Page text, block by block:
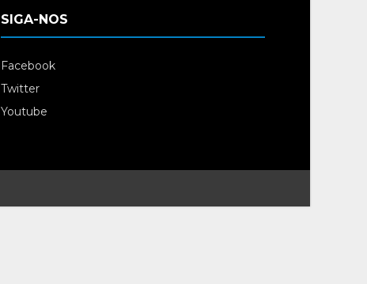
SIGA-NOS
Facebook
Twitter
Youtube